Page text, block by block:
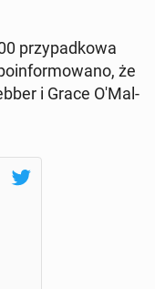
przy­pad­ko­wa
że
i Grace O'Mal­